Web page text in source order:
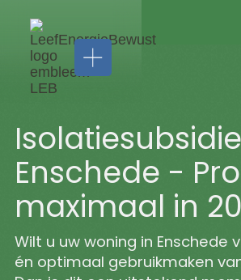
Installatie
Zonnepanelen
Thuisbatterijen
Airco's
Isolatiesubsidie
Enschede -
maximaal in
Wilt u uw woning in Enschede
én optimaal gebruikmaken